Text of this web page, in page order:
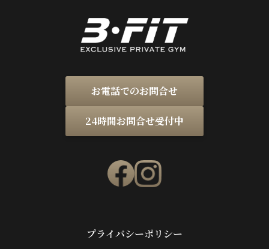
お電話でのお問合せ
24時間お問合せ受付中
プライバシーポリシー